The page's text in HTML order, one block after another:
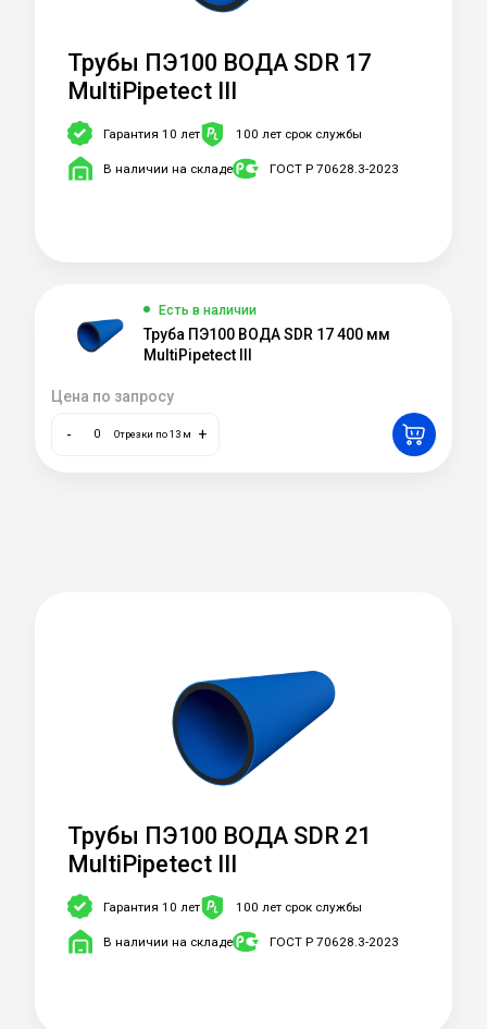
Трубы ПЭ100 ВОДА SDR 17
MultiPipetect III
Гарантия 10 лет 100 лет срок службы
В наличии на складе ГОСТ Р 70628.3-2023
Есть в наличии
Труба ПЭ100 ВОДА SDR 17 400 мм
MultiPipetect III
Цена по запросу
- Отрезки по 13 м +
Трубы ПЭ100 ВОДА SDR 21
MultiPipetect III
Гарантия 10 лет 100 лет срок службы
В наличии на складе ГОСТ Р 70628.3-2023